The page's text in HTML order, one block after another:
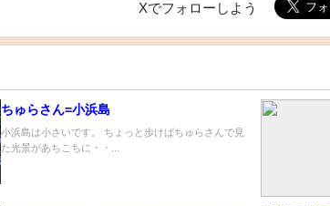
Xでフォローしよう
ちゅらさん=小浜島
小浜島は小さいです。 ちょっと歩けばちゅらさんで見
た光景があちこちに・・...